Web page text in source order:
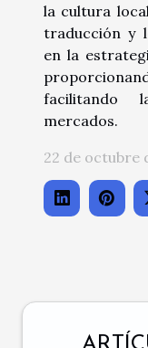
la cultura
traducción y
en la
facilitando
mercados.
22 de octubre